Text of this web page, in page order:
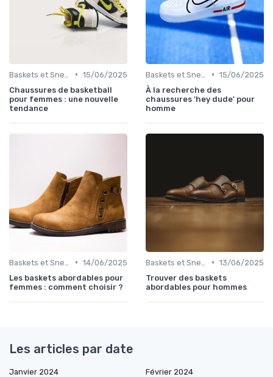
• 15/06/2025
Chaussures de basketball
pour femmes : une nouvelle
tendance
• 15/06/2025
À la recherche des
chaussures 'hey dude' pour
homme
• 14/06/2025
Les baskets abordables pour
femmes : comment choisir ?
• 13/06/2025
Trouver des baskets
abordables pour hommes
Les articles par date
Janvier 2024
Février 2024